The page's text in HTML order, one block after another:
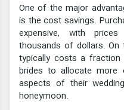
One of the major
is the cost savings.
expensive, with
thousands of dollars. On
typically costs a
brides to allocate more
aspects of their
honeymoon.